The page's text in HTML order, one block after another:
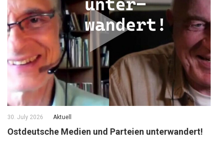
30. July 2026 Aktuell
Ostdeutsche Medien und Parteien unterwandert!